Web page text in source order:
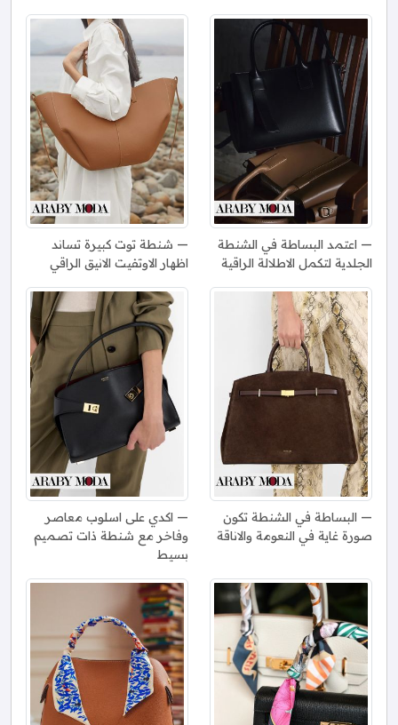
اعتمد البساطة في الشنطة
الجلدية لتكمل الاطلالة الراقية
شنطة توت كبيرة تساند
اظهار الاوتفيت الانيق الراقي
البساطة في الشنطة تكون
صورة غاية في النعومة والاناقة
اكدي على اسلوب معاصر
وفاخر مع شنطة ذات تصميم
بسيط